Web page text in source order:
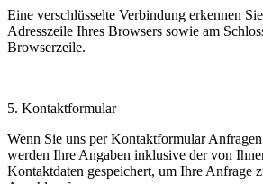
Eine verschlüsselte Verbindung erkennen
Adresszeile Ihres Browsers sowie am
Browserzeile.
5. Kontaktformular
Wenn Sie uns per Kontaktformular
werden Ihre Angaben inklusive der von
Kontaktdaten gespeichert, um Ihre Anfrage